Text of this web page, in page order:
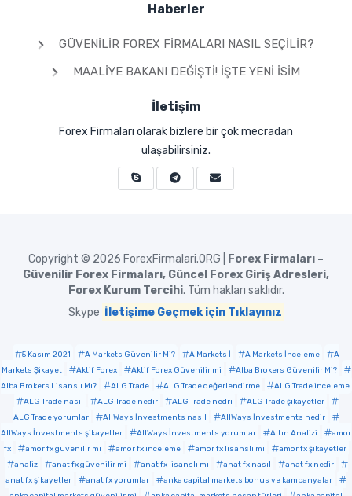
Haberler
GÜVENILIR FOREX FIRMALARI NASIL SEÇILIR?
MAALIYE BAKANI DEĞIŞTI! İŞTE YENI İSIM
İletişim
Forex Firmaları olarak bizlere bir çok mecradan
ulaşabilirsiniz.
Copyright © 2026 ForexFirmalari.ORG |
Forex Firmaları –
Güvenilir Forex Firmaları, Güncel Forex Giriş Adresleri,
Forex Kurum Tercihi. Tüm hakları saklıdır.
Skype İletişime Geçmek için Tıklayınız
5 Kasım 2021 A Markets Güvenilir Mi? A Markets İ A Markets İnceleme
A
Markets Şikayet
Aktif Forex Aktif Forex Güvenilir mi
Alba Brokers Güvenilir Mi?
Alba Brokers Lisanslı Mı?
ALG Trade ALG Trade değerlendirme
ALG Trade inceleme
ALG Trade nasıl
ALG Trade nedir ALG Trade nedri
ALG Trade şikayetler
ALG Trade yorumlar
AllWays İnvestments nasıl
AllWays İnvestments nedir
AllWays İnvestments şikayetler
AllWays İnvestments yorumlar Altın Analizi
amor
fx
amor fx güvenilir mi amor fx inceleme amor fx lisanslı mı
amor fx şikayetler
analiz
anat fx güvenilir mi anat fx lisanslı mı anat fx nasıl
anat fx nedir
anat fx şikayetler
anat fx yorumlar
anka capital markets bonus ve kampanyalar